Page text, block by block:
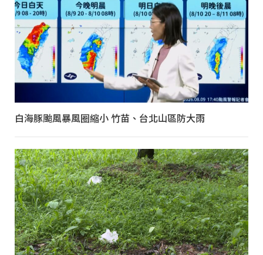
白海豚颱風暴風圈縮小 竹苗、台北山區防大雨